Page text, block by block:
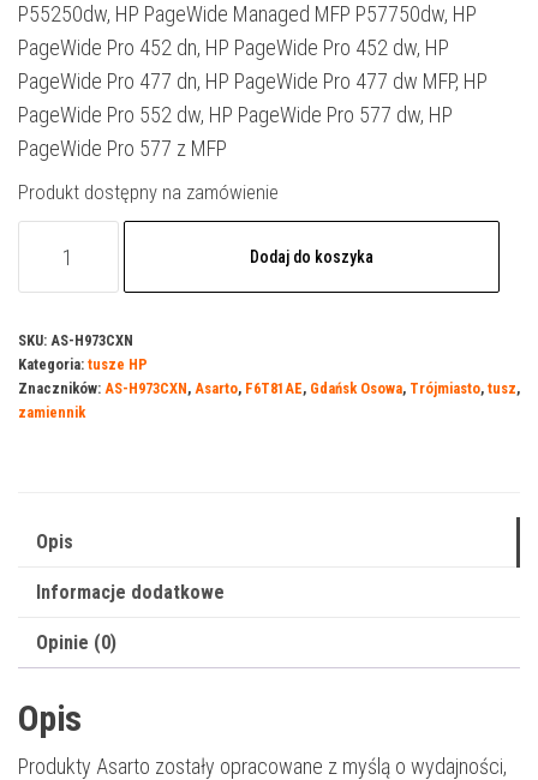
P55250dw, HP PageWide Managed MFP P57750dw, HP
PageWide Pro 452 dn, HP PageWide Pro 452 dw, HP
PageWide Pro 477 dn, HP PageWide Pro 477 dw MFP, HP
PageWide Pro 552 dw, HP PageWide Pro 577 dw, HP
PageWide Pro 577 z MFP
Produkt dostępny na zamówienie
do
HP
973CXN
7000
cyan
|
REF.
Dodaj do koszyka
SKU: AS-H973CXN
Kategoria: tusze HP
Znaczników: AS-H973CXN, Asarto, F6T81AE, Gdańsk Osowa, Trójmiasto, tusz,
zamiennik
Opis
Informacje dodatkowe
Opinie (0)
Opis
Produkty Asarto zostały opracowane z myślą o wydajności,